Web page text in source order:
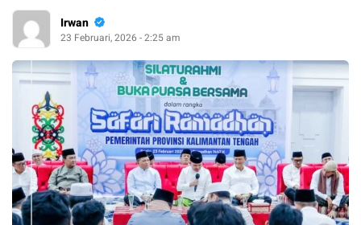
Irwan
23 Februari, 2026 - 2:25 am